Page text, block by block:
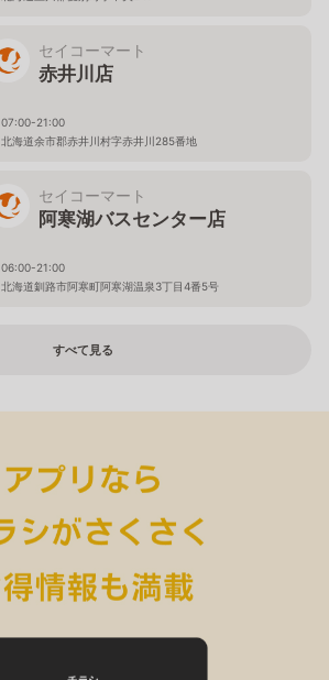
セイコーマート
赤井川店
07:00-21:00
北海道余市郡赤井川村字赤井川285番地
セイコーマート
阿寒湖バスセンター店
06:00-21:00
北海道釧路市阿寒町阿寒湖温泉3丁目4番5号
すべて見る